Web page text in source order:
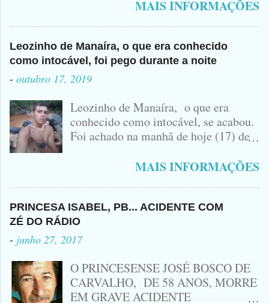
vulgo ( CORRÓ ) falou como tudo aconteceu ...
MAIS INFORMAÇÕES
Leozinho de Manaíra, o que era conhecido
como intocável, foi pego durante a noite
- outubro 17, 2019
Leozinho de Manaíra, o que era
conhecido como intocável, se acabou.
Foi achado na manhã de hoje (17) de
no Sertão da Paraíba, o Lendário
atingido com disparo de calibre 12. O
Procurado pela Justiça havia matado
a Namorada dele, Fabrícia Nogueira ,
Peixeira. Ele deu mais de 10 Facadas
na Adolescente.
MAIS INFORMAÇÕES
PRINCESA ISABEL, PB... ACIDENTE COM
ZÉ DO RÁDIO
- junho 27, 2017
O PRINCESENSE JOSÉ BOSCO DE
CARVALHO, DE 58 ANOS, MORRE
EM GRAVE ACIDENTE